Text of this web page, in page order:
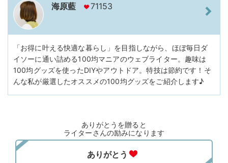
海原藍 71153
「お得に叶える快適な暮らし」を目指しながら、ほぼ毎日ダ
イソーに通い詰める100均マニアのウェブライター。趣味は
100均グッズを使ったDIYやアウトドア。特技は節約です！そ
んな私が厳選したオススメの100均グッズをご紹介します♪
ありがとうを贈ると
ライターさんの励みになります